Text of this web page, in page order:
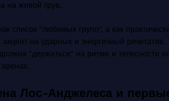
на живой грув.
список "любимых групп", а как
на ударных и энергичный речитатив.
"держаться" на ритме и телесности
Лос-Анджелеса и